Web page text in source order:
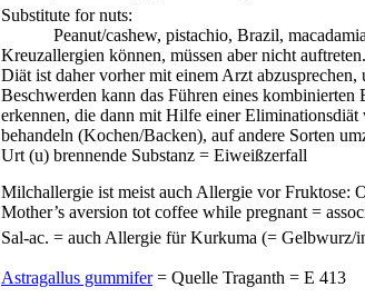
Substitute for nuts:
Peanut/cashew,pistachio,Brazil,macadamia
Kreuzallergien können, müssen aber nicht
Diät ist daher vorher mit einem Arzt
Beschwerden kann das Führen eines
erkennen, die dann mit Hilfe einer
behandeln (Kochen/Backen), auf andere Sorten
Urt(u) brennende Substanz = Eiweißzerfall
Milchallergie ist meist auch Allergie vor Fruktose:
Mother’s aversion tot coffee while pregnant =
Sal-ac. = auch Allergie für Kurkuma (= Gelbwurz/
Astragallus gummifer= Quelle Traganth = E 413